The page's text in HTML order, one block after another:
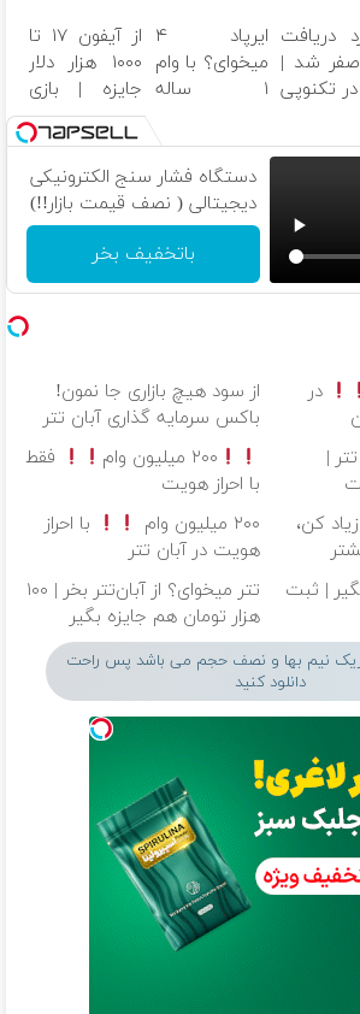
رو
کن
+پرسشنامه
دریافت
صفر شد |
تکنوپی
ایرپاد ۴
میخوای؟ با وام
۱ ساله
از آیفون ۱۷ تا
۱۰۰۰ هزار دلار
جایزه | بازی
کن ، گردونه
بچرخون
دستگاه فشار سنج الکترونیکی
دیجیتالی ( نصف قیمت بازار!!)
باتخفیف بخر
در
از سود هیچ بازاری جا نمون!
باکس سرمایه گذاری آبان تتر
تتر |
۲۰۰ میلیون وام
فقط
با احراز هویت
کن،
۲۰۰ میلیون وام
با احراز
هویت در آبان تتر
بگیر | ثبت
تتر میخوای؟ از آبان‌تتر بخر | ۱۰۰
هزار تومان هم جایزه بگیر
نیم بها و نصف حجم می باشد پس راحت
دانلود کنید